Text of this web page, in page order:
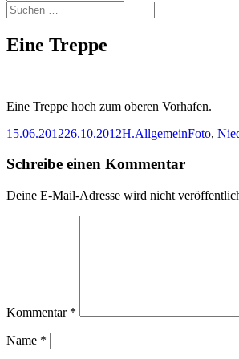
Suchen
nach:
Eine Treppe
Eine Treppe hoch zum oberen Vorhafen.
Veröffentlicht
15.06.201226.10.2012Autor
H.Kategorien
AllgemeinFoto,
Schreibe einen Kommentar
Deine E-Mail-Adresse wird nicht
Kommentar *
Name *